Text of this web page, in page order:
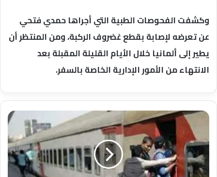
وكشفت الفحوصات الطبية التي أجراها حمدي فتحي
عن تعرضه لإصابة بقطع غضروف الركبة، ومن المنتظر أن
يطير إلى ألمانيا خلال الأيام القليلة المقبلة بعد
الانتهاء من الأمور الإدارية الخاصة بالسفر.
سقوط
القطار
بالبحيره